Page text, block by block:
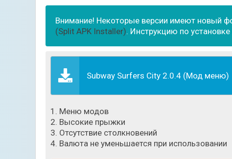
Ежедневные миссии и ценные награды;
Доски с разными особенностями и
Внимание! Некоторые версии имеют новый
(Split APK Installer). Инструкцию по
Subway Surfers City 2.0.4 (Мод меню)
1. Меню модов
2. Высокие прыжки
3. Отсутствие столкновений
4. Валюта не уменьшается при использовании